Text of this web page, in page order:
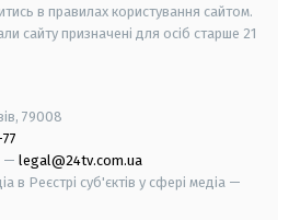
в правилах користування сайтом.
сайту призначені для осіб старше 21
79008
— legal@24tv.com.ua
в Реєстрі суб'єктів у сфері медіа —